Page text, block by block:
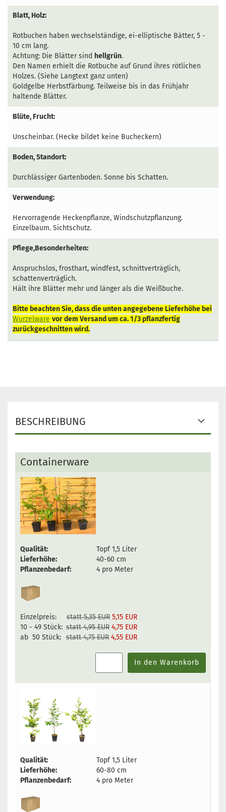
Blatt, Holz:
Rotbuchen haben wechselständige, ei-elliptische Bätter, 5 -
10 cm lang.
Achtung: Die Blätter sind hellgrün.
Den Namen erhielt die Rotbuche auf Grund ihres rötlichen
Holzes. (Siehe Langtext ganz unten)
Goldgelbe Herbstfärbung. Teilweise bis in das Frühjahr
haltende Blätter.
Blüte, Frucht:
Unscheinbar. (Hecke bildet keine Bucheckern)
Boden, Standort:
Durchlässiger Gartenboden. Sonne bis Schatten.
Verwendung:
Hervorragende Heckenpflanze, Windschutzpflanzung.
Einzelbaum. Sichtschutz.
Pflege,Besonderheiten:
Anspruchslos, frosthart, windfest, schnittverträglich,
schattenverträglich.
Hält ihre Blätter mehr und länger als die Weißbuche.
Bitte beachten Sie, dass die unten angegebene Lieferhöhe bei
Wurzelware vor dem Versand um ca. 1/3 pflanzfertig
zurückgeschnitten wird.
BESCHREIBUNG
Containerware
Qualität:
Topf 1,5 Liter
Lieferhöhe:
40-60 cm
Pflanzenbedarf:
4 pro Meter
Einzelpreis: statt 5,35 EUR 5,15 EUR
10 - 49 Stück: statt 4,95 EUR 4,75 EUR
ab 50 Stück: statt 4,75 EUR 4,55 EUR
In den Warenkorb
Qualität:
Topf 1,5 Liter
Lieferhöhe:
60-80 cm
Pflanzenbedarf:
4 pro Meter